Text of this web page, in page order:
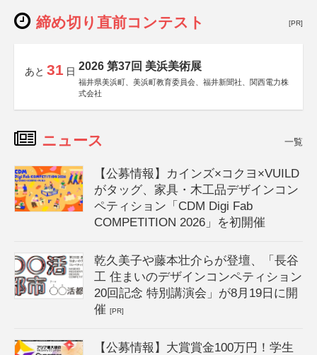
締め切り直前コンテスト [PR]
あと 31 日 2026 第37回 美浜美術展
福井県美浜町、美浜町教育委員会、福井新聞社、関西電力株
式会社
ニュース 一覧
【公募情報】カインズ×コクヨ×VUILD
がタッグ、家具・木工品デザインコン
ペティション「CDM Digi Fab
COMPETITION 2026」を初開催
乾久美子や藤本壮介らが登壇、「長谷
工 住まいのデザインコンペティション
20回記念 特別講演会」が8月19日に開
催[PR]
【公募情報】大賞賞金100万円！学生